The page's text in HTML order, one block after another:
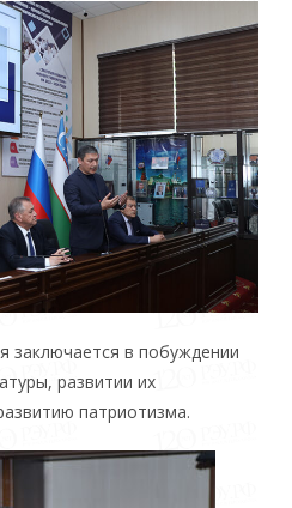
заключается в побуждении
развитии их
патриотизма.